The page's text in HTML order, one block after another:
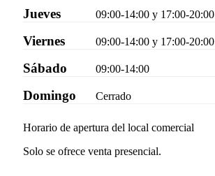
Jueves 09:00-14:00 y 17:00-20:00
Viernes 09:00-14:00 y 17:00-20:00
Sábado 09:00-14:00
Domingo Cerrado
Horario de apertura del local comercial
Solo se ofrece venta presencial.